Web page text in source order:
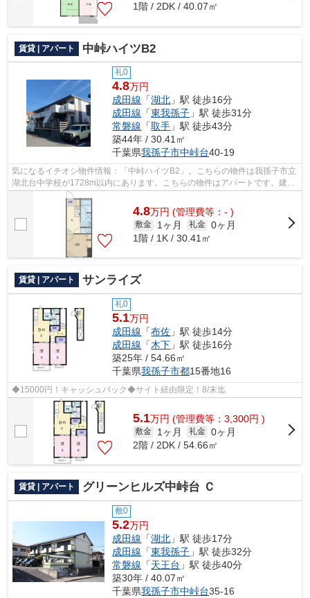
1階 / 2DK / 40.07㎡
賃貸 | アパート 中峠ハイツB2
礼0
4.8万円
成田線 「湖北 」駅 徒歩16分
成田線 「東我孫子 」駅 徒歩31分
常磐線 「取手 」駅 徒歩43分
築44年 / 30.41㎡
千葉県我孫子市中峠台40-19
気になるイチオシ物件情報：「中峠ハイツB2」。こちらの物件は我孫子市立
湖北台中学校が1728m以内にあります。こちらの物件はアパートです。建物
の共用部にゴミ置き場があるので、外部...
4.8万円 (管理費等：- )
敷金 1ヶ月 礼金 0ヶ月
1階 / 1K / 30.41㎡
賃貸 | アパート サンライズ
礼0
5.1万円
成田線 「布佐 」駅 徒歩14分
成田線 「木下 」駅 徒歩16分
築25年 / 54.66㎡
千葉県我孫子市都15番地16
◆15000円！キャッシュバック◆サイト経由限定！8/末迄
5.1万円 (管理費等：3,300円 )
敷金 1ヶ月 礼金 0ヶ月
2階 / 2DK / 54.66㎡
賃貸 | アパート グリーンヒルズ中峠台 Ｃ
敷0
5.2万円
成田線 「湖北 」駅 徒歩17分
成田線 「東我孫子 」駅 徒歩32分
常磐線 「天王台 」駅 徒歩40分
築30年 / 40.07㎡
千葉県我孫子市中峠台35-16